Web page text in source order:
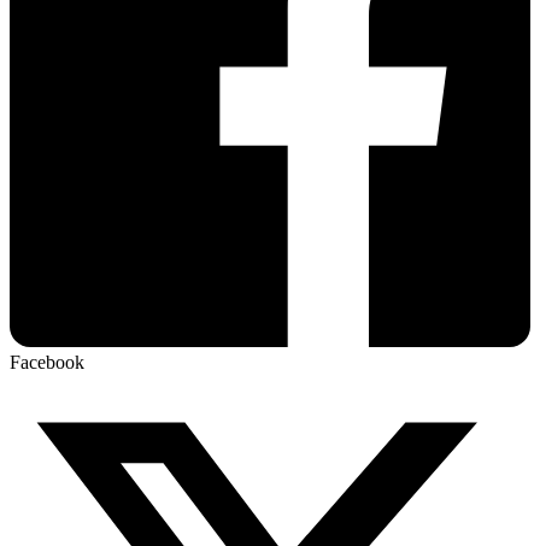
Facebook